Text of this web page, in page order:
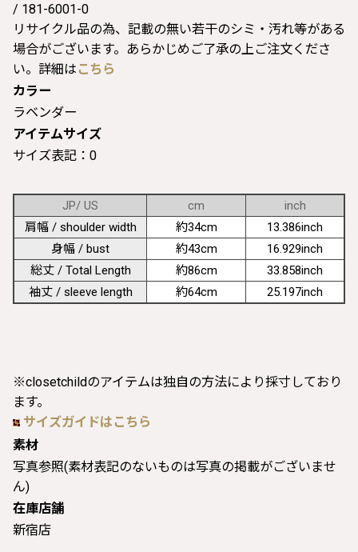
/ 181-6001-0
リサイクル品の為、記載の無い若干のシミ・汚れ等がある
場合がございます。あらかじめご了承の上ご注文くださ
い。詳細は こちら
カラー
ラベンダー
アイテムサイズ
サイズ表記：0
JP/ US cm
inch
肩幅 / shoulder width
約34cm
13.386inch
身幅 / bust
約43cm
16.929inch
総丈 / Total Length
約86cm
33.858inch
袖丈 / sleeve length
約64cm 25.197inch
※closetchildのアイテムは独自の方法により採寸しており
ます。
サイズガイドはこちら
素材
写真参照(素材表記のないものは写真の掲載がございませ
ん)
在庫店舗
新宿店